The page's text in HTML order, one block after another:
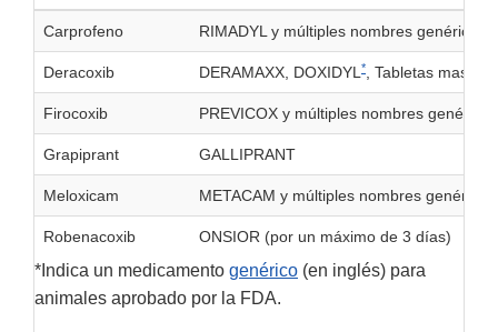
Carprofeno RIMADYL y múltiples nombres genéricos
Deracoxib DERAMAXX, DOXIDYL*, Tabletas
Firocoxib PREVICOX y múltiples nombres genéricos
Grapiprant GALLIPRANT
Meloxicam METACAM y múltiples nombres genéricos
Robenacoxib ONSIOR (por un máximo de 3 días)
*Indica un medicamento genérico (en inglés) para
animales aprobado por la FDA.